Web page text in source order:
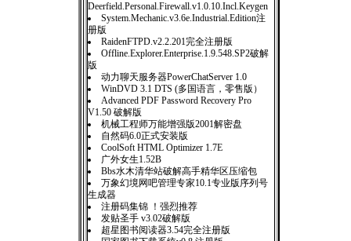
Deerfield.Personal.Firewall.v1.0.10.Incl.Keygen
System.Mechanic.v3.6e.Industrial.Edition注
册版
RaidenFTPD.v2.2.201完全注册版
Offline.Explorer.Enterprise.1.9.548.SP2破解
版
动力聊天服务器PowerChatServer 1.0
WinDVD 3.1 DTS (多国语言，零售版）
Advanced PDF Password Recovery Pro
V1.50 破解版
机械工程师万能增强版2001解密盘
自然码6.0正式安装版
CoolSoft HTML Optimizer 1.7E
广外女生1.52B
Bbs水木清华站破解高手精华区压缩包
万象幻境网吧管理专家10.1专业版序列号
生成器
注册码集锦 ！强烈推荐
发贴圣手 v3.02破解版
超星图书阅读器3.54完全注册版